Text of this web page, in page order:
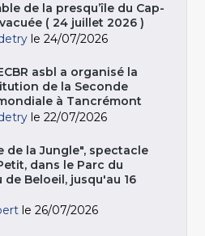
de la presqu’île du Cap-
( 24 juillet 2026 )
le 24/07/2026
asbl a organisé la
de la Seconde
à Tancrémont
le 22/07/2026
de la Jungle", spectacle
dans le Parc du
de Beloeil, jusqu'au 16
le 26/07/2026